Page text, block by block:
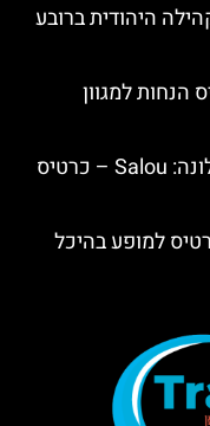
היהודית ברובע
הנחות למגוון
פארק המים PortAventura בברצלונה: Salou – כרטיס
למופע בהיכל